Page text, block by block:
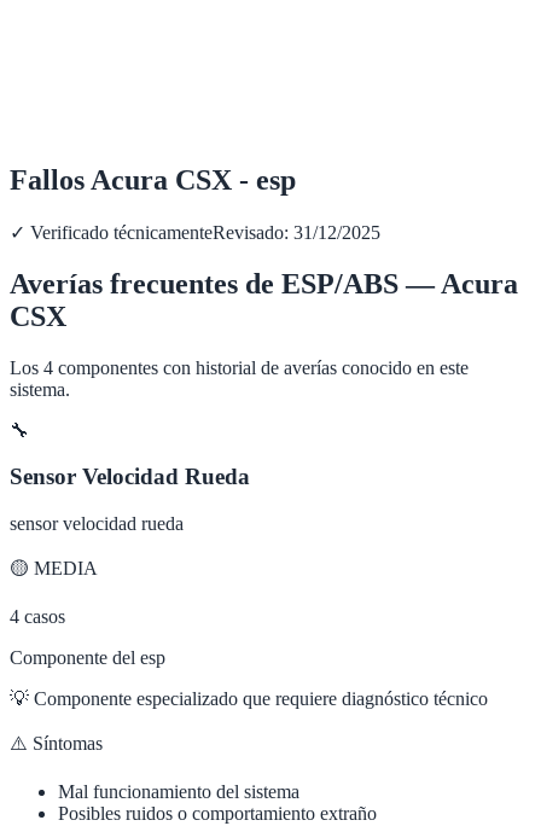
Fallos Acura CSX - esp
✓ Verificado técnicamenteRevisado: 31/12/2025
Averías frecuentes de ESP/ABS—Acura
CSX
Los 4 componentes con historial de averías conocido en este
sistema.
🔧
Sensor Velocidad Rueda
sensor velocidad rueda
🟡 MEDIA
4 casos
Componente del esp
💡 Componente especializado que requiere diagnóstico técnico
⚠️ Síntomas
Mal funcionamiento del sistema
Posibles ruidos o comportamiento extraño